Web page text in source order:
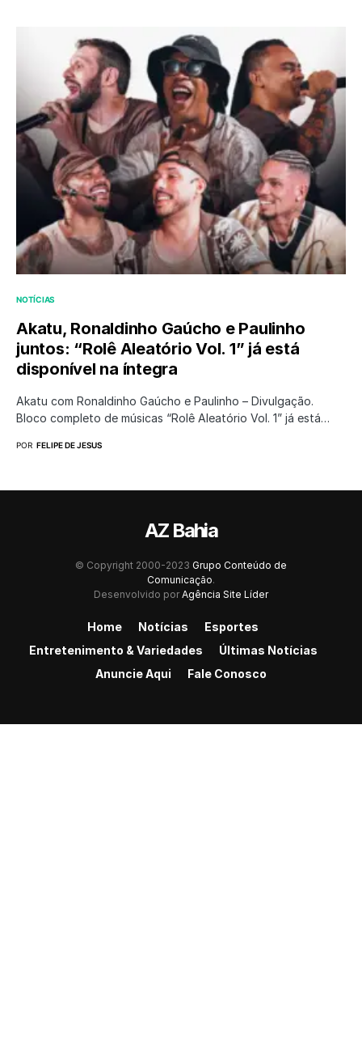
NOTÍCIAS
Akatu, Ronaldinho Gaúcho e Paulinho
juntos: “Rolê Aleatório Vol. 1” já está
disponível na íntegra
Akatu com Ronaldinho Gaúcho e Paulinho – Divulgação.
Bloco completo de músicas “Rolê Aleatório Vol. 1” já está…
POR FELIPE DE JESUS
AZ Bahia
© Copyright 2000-2023 Grupo Conteúdo de
Comunicação.
Desenvolvido por Agência Site Líder
Home Notícias
Esportes
Entretenimento & Variedades
Últimas Notícias
Anuncie Aqui
Fale Conosco